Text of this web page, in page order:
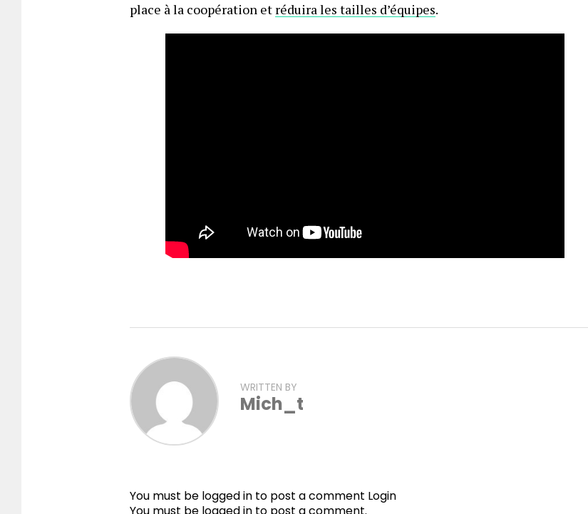
place à la coopération et réduira les tailles d’équipes.
WRITTEN BY
Mich_t
You must be logged in to post a comment Login